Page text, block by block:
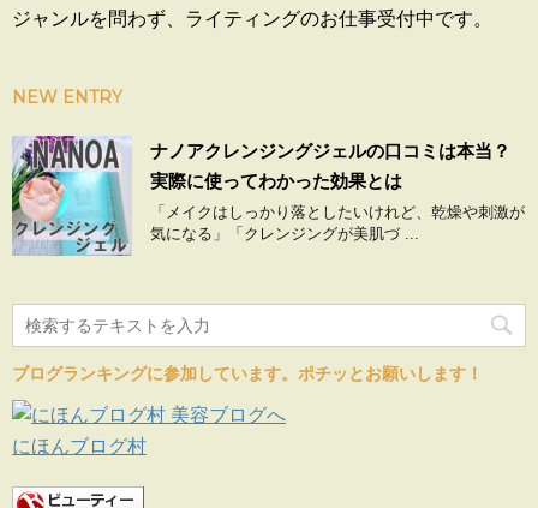
ジャンルを問わず、ライティングのお仕事受付中です。
NEW ENTRY
ナノアクレンジングジェルの口コミは本当？
実際に使ってわかった効果とは
「メイクはしっかり落としたいけれど、乾燥や刺激が
気になる」「クレンジングが美肌づ ...
ブログランキングに参加しています。ポチッとお願いします！
にほんブログ村